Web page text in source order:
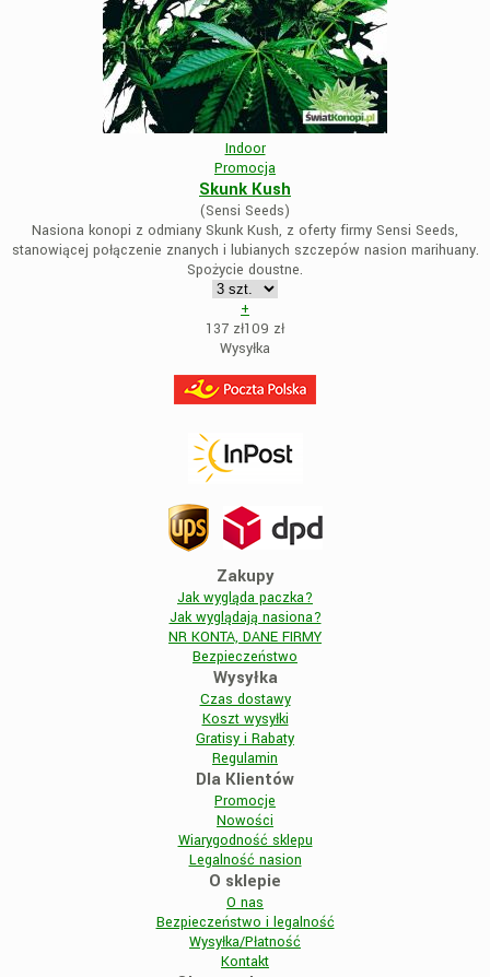
Indoor
Promocja
Skunk Kush
(Sensi Seeds)
Nasiona konopi z odmiany Skunk Kush, z oferty firmy Sensi Seeds,
stanowiącej połączenie znanych i lubianych szczepów nasion marihuany.
Spożycie doustne.
+
137 zł109 zł
Wysyłka
Zakupy
Jak wygląda paczka?
Jak wyglądają nasiona?
NR KONTA, DANE FIRMY
Bezpieczeństwo
Wysyłka
Czas dostawy
Koszt wysyłki
Gratisy i Rabaty
Regulamin
Dla Klientów
Promocje
Nowości
Wiarygodność sklepu
Legalność nasion
O sklepie
O nas
Bezpieczeństwo i legalność
Wysyłka/Płatność
Kontakt